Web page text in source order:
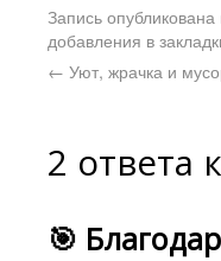
Запись опубликована
добавления в
← Уют, жрачка и
2 ответа
🎯